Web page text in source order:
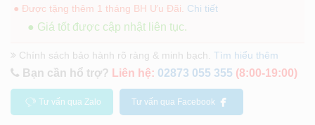
● Được tặng thêm 1 tháng BH Ưu Đãi. Chi tiết
● Giá tốt được cập nhật liên tục.
Chính sách bảo hành rõ ràng & minh bạch. Tìm hiểu thêm
Bạn cần hổ trợ? Liên hệ: 02873 055 355 (8:00-19:00)
Tư vấn qua Zalo Tư vấn qua Facebook